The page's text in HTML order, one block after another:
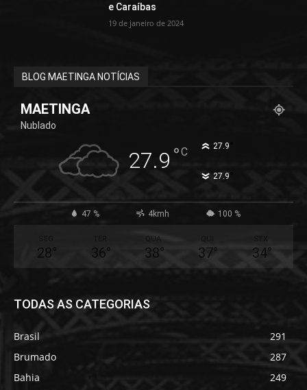
e Caraíbas
19 de janeiro de 2024
BLOG MAETINGA NOTÍCIAS
MAETINGA
Nublado
27.9 °C 27.9
27.9
47 % 4kmh 100 %
28° 36°
QUA
38° 37° 34°
TODAS AS CATEGORIAS
Brasil
291
Brumado
287
Bahia
249